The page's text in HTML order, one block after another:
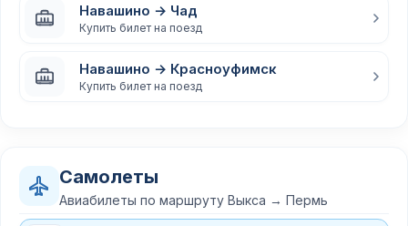
Навашино → Чад
Купить билет на поезд
Навашино → Красноуфимск
Купить билет на поезд
Самолеты
Авиабилеты по маршруту Выкса → Пермь